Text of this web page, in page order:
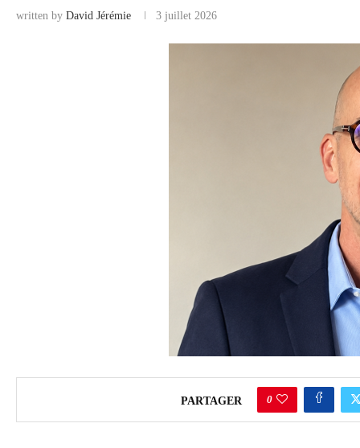
COMMERCE
written by David Jérémie 3 juillet 2026
PARTAGER 0